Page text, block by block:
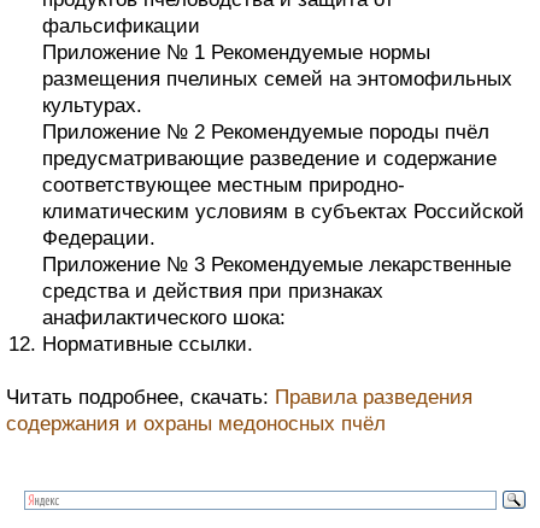
фальсификации
Приложение № 1 Рекомендуемые нормы
размещения пчелиных семей на энтомофильных
культурах.
Приложение № 2 Рекомендуемые породы пчёл
предусматривающие разведение и содержание
соответствующее местным природно-
климатическим условиям в субъектах Российской
Федерации.
Приложение № 3 Рекомендуемые лекарственные
средства и действия при признаках
анафилактического шока:
Нормативные ссылки.
Читать подробнее, скачать: Правила разведения
содержания и охраны медоносных пчёл